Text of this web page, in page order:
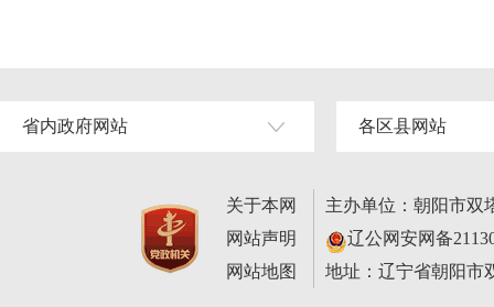
省内政府网站 各区县网站
关于本网
网站声明
网站地图
主办单位：朝阳市双
辽公网安网备
地址：辽宁省朝阳市